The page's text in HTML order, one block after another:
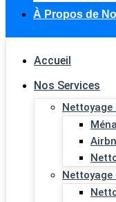
À Propos de
Accueil
Nos Services
Nettoyage
Nettoyage